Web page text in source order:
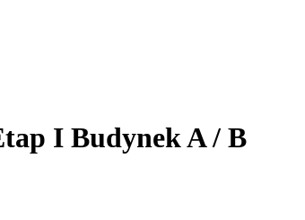
I Budynek A / B